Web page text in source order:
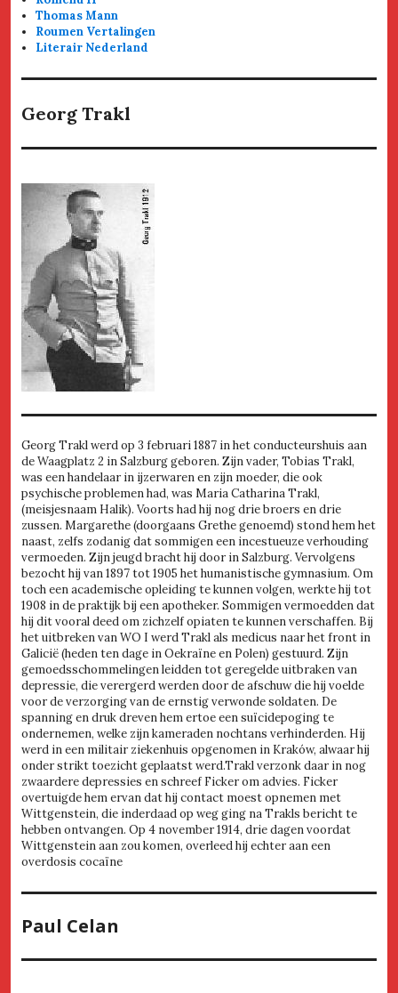
Thomas Mann
Roumen Vertalingen
Literair Nederland
Georg Trakl
Georg Trakl werd op 3 februari 1887 in het conducteurshuis aan
de Waagplatz 2 in Salzburg geboren. Zijn vader, Tobias Trakl,
was een handelaar in ijzerwaren en zijn moeder, die ook
psychische problemen had, was Maria Catharina Trakl,
(meisjesnaam Halik). Voorts had hij nog drie broers en drie
zussen. Margarethe (doorgaans Grethe genoemd) stond hem het
naast, zelfs zodanig dat sommigen een incestueuze verhouding
vermoeden. Zijn jeugd bracht hij door in Salzburg. Vervolgens
bezocht hij van 1897 tot 1905 het humanistische gymnasium. Om
toch een academische opleiding te kunnen volgen, werkte hij tot
1908 in de praktijk bij een apotheker. Sommigen vermoedden dat
hij dit vooral deed om zichzelf opiaten te kunnen verschaffen. Bij
het uitbreken van WO I werd Trakl als medicus naar het front in
Galicië (heden ten dage in Oekraïne en Polen) gestuurd. Zijn
gemoedsschommelingen leidden tot geregelde uitbraken van
depressie, die verergerd werden door de afschuw die hij voelde
voor de verzorging van de ernstig verwonde soldaten. De
spanning en druk dreven hem ertoe een suïcidepoging te
ondernemen, welke zijn kameraden nochtans verhinderden. Hij
werd in een militair ziekenhuis opgenomen in Kraków, alwaar hij
onder strikt toezicht geplaatst werd.Trakl verzonk daar in nog
zwaardere depressies en schreef Ficker om advies. Ficker
overtuigde hem ervan dat hij contact moest opnemen met
Wittgenstein, die inderdaad op weg ging na Trakls bericht te
hebben ontvangen. Op 4 november 1914, drie dagen voordat
Wittgenstein aan zou komen, overleed hij echter aan een
overdosis cocaïne
Paul Celan